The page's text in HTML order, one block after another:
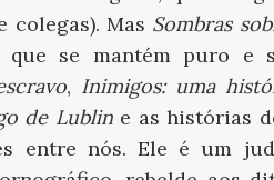
Mas Sombras
que se mantém puro
, Inimigos: uma
de Lubline as histórias
entre nós. Ele é um